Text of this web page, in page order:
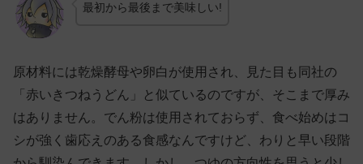
最初から最後まで美味しい!
原材料には乾燥酵母や卵白が使用され、見た目も同社の
「赤いきつねうどん」と似ているのですが、そこまで厚み
はありません。でん粉は使用されておらず、食べ始めはコ
シが強く歯応えのある食感なんですけど、わりと早い段階